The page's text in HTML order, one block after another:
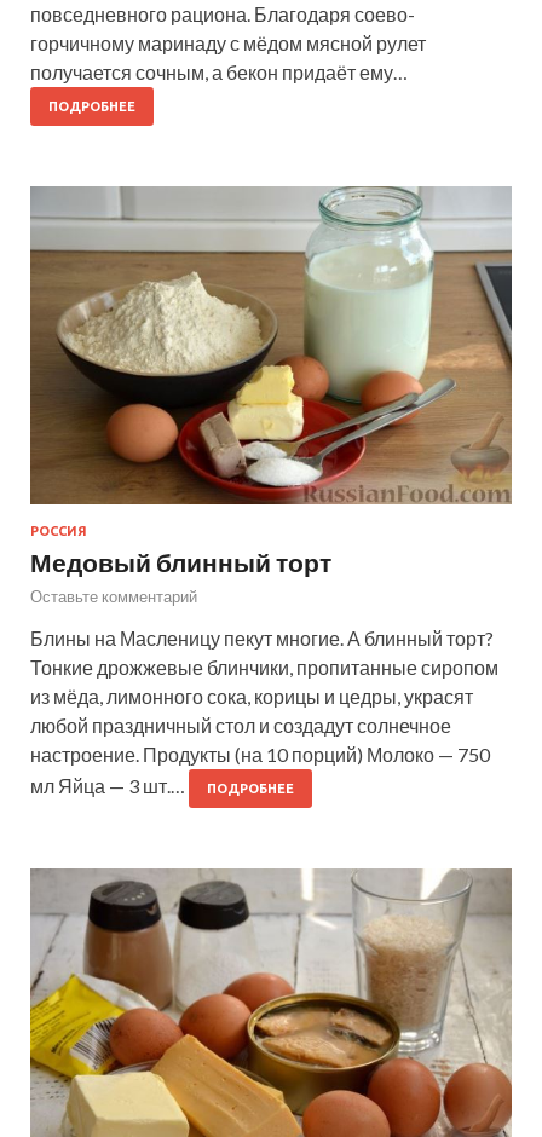
повседневного рациона. Благодаря соево-
горчичному маринаду с мёдом мясной рулет
получается сочным, а бекон придаёт ему…
ПОДРОБНЕЕ
РОССИЯ
Медовый блинный торт
Оставьте комментарий
Блины на Масленицу пекут многие. А блинный торт?
Тонкие дрожжевые блинчики, пропитанные сиропом
из мёда, лимонного сока, корицы и цедры, украсят
любой праздничный стол и создадут солнечное
настроение. Продукты (на 10 порций) Молоко — 750
мл Яйца — 3 шт.…
ПОДРОБНЕЕ